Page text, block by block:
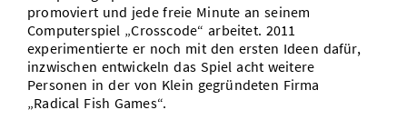
promoviert und jede freie Minute an seinem
Computerspiel „Crosscode“ arbeitet. 2011
experimentierte er noch mit den ersten Ideen dafür,
inzwischen entwickeln das Spiel acht weitere
Personen in der von Klein gegründeten Firma
„Radical Fish Games“.